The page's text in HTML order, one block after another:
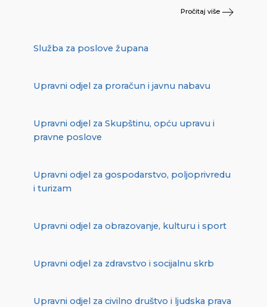
Pročitaj više
Služba za poslove župana
Upravni odjel za proračun i javnu nabavu
Upravni odjel za Skupštinu, opću upravu i
pravne poslove
Upravni odjel za gospodarstvo, poljoprivredu
i turizam
Upravni odjel za obrazovanje, kulturu i sport
Upravni odjel za zdravstvo i socijalnu skrb
Upravni odjel za civilno društvo i ljudska prava